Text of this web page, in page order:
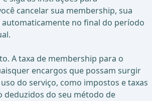
cancelar sua membership, sua
automaticamente no final do período
A taxa de membership para o
encargos que possam surgir
do serviço, como impostos e taxas
deduzidos do seu método de